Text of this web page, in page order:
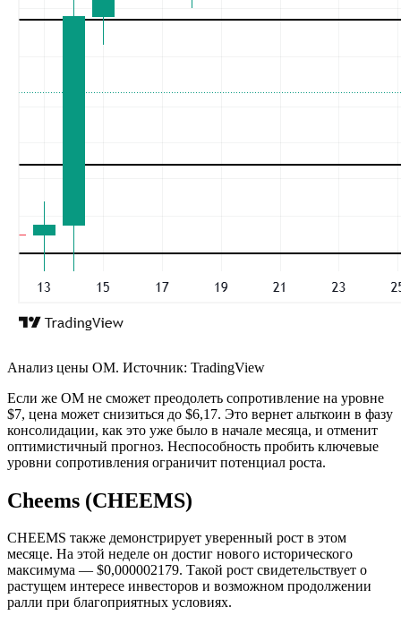
Анализ цены OM. Источник: TradingView
Если же OM не сможет преодолеть сопротивление на уровне
$7, цена может снизиться до $6,17. Это вернет альткоин в фазу
консолидации, как это уже было в начале месяца, и отменит
оптимистичный прогноз. Неспособность пробить ключевые
уровни сопротивления ограничит потенциал роста.
Cheems (CHEEMS)
CHEEMS также демонстрирует уверенный рост в этом
месяце. На этой неделе он достиг нового исторического
максимума — $0,000002179. Такой рост свидетельствует о
растущем интересе инвесторов и возможном продолжении
ралли при благоприятных условиях.